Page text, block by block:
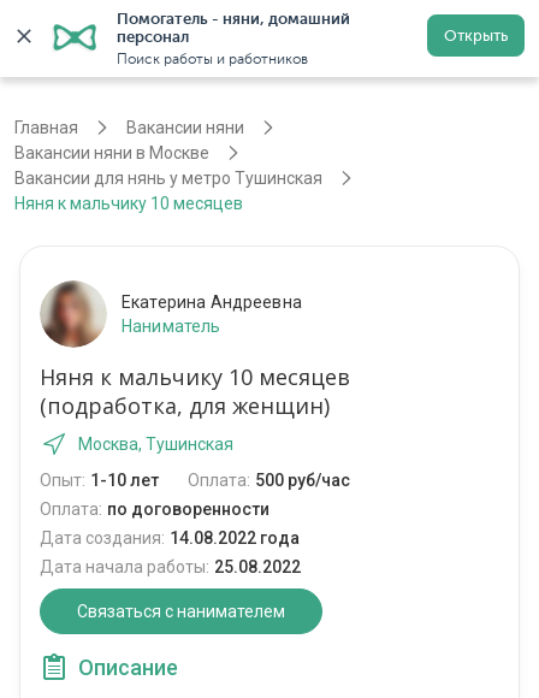
Помогатель - няни, домашний
персонал
Поиск работы и работников
Открыть
Регистрация
Главная
Вакансии няни
Вакансии няни в Москве
Вакансии для нянь у метро Тушинская
Няня к мальчику 10 месяцев
Екатерина Андреевна
Наниматель
Няня к мальчику 10 месяцев
(подработка, для женщин)
Москва, Тушинская
Опыт: 1-10 лет Оплата: 500 руб/час
Оплата: по договоренности
Дата создания: 14.08.2022 года
Дата начала работы: 25.08.2022
Связаться с нанимателем
Описание